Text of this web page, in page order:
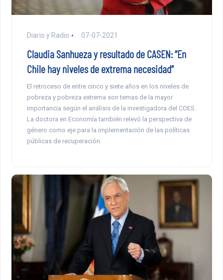
Diario y Radio 07-07-2021
Claudia Sanhueza y resultado de CASEN: “En
Chile hay niveles de extrema necesidad”
El retroceso de entre cinco y siete años en los niveles de
pobreza y pobreza extrema son temas de la mayor
importancia según el análisis de la investigadora del COES.
La doctora en Economía también relevó la perspectiva de
género como eje para la implementación de las políticas
públicas de recuperación.